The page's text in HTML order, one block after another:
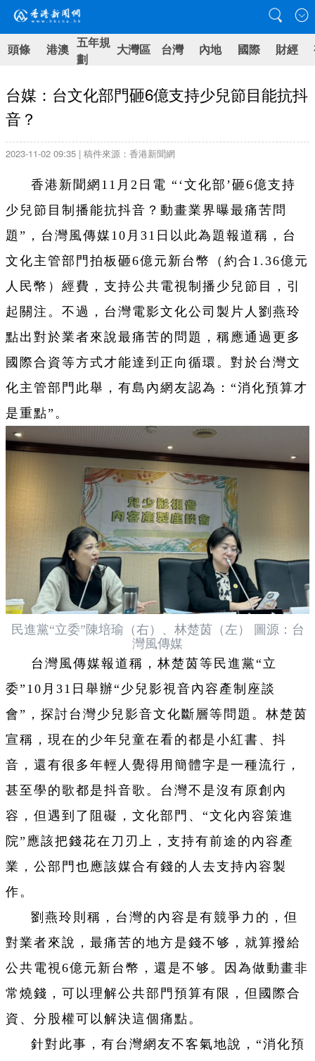
頭條 港澳 五年規
劃
大灣區 台灣 內地 國際 財經
台媒：台文化部門砸6億支持少兒節目能抗抖
音？
2023-11-02 09:35 | 稿件來源：香港新聞網
香港新聞網11月2日電 “‘文化部’砸6億支持
少兒節目制播能抗抖音？動畫業界曝最痛苦問
題”，台灣風傳媒10月31日以此為題報道稱，台
文化主管部門拍板砸6億元新台幣（約合1.36億元
人民幣）經費，支持公共電視制播少兒節目，引
起關注。不過，台灣電影文化公司製片人劉燕玲
點出對於業者來說最痛苦的問題，稱應通過更多
國際合資等方式才能達到正向循環。對於台灣文
化主管部門此舉，有島內網友認為：“消化預算才
是重點”。
民進黨“立委”陳培瑜（右）、林楚茵（左） 圖源：台
灣風傳媒
台灣風傳媒報道稱，林楚茵等民進黨“立
委”10月31日舉辦“少兒影視音內容產制座談
會”，探討台灣少兒影音文化斷層等問題。林楚茵
宣稱，現在的少年兒童在看的都是小紅書、抖
音，還有很多年輕人覺得用簡體字是一種流行，
甚至學的歌都是抖音歌。台灣不是沒有原創內
容，但遇到了阻礙，文化部門、“文化內容策進
院”應該把錢花在刀刃上，支持有前途的內容產
業，公部門也應該媒合有錢的人去支持內容製
作。
劉燕玲則稱，台灣的內容是有競爭力的，但
對業者來說，最痛苦的地方是錢不够，就算撥給
公共電視6億元新台幣，還是不够。因為做動畫非
常燒錢，可以理解公共部門預算有限，但國際合
資、分股權可以解決這個痛點。
針對此事，有台灣網友不客氣地說，“消化預